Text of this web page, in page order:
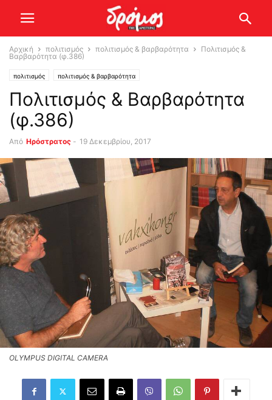
Αρχική πολιτισμός πολιτισμός & βαρβαρότητα
Πολιτισμός &
Βαρβαρότητα (φ.386)
πολιτισμός πολιτισμός & βαρβαρότητα
Πολιτισμός & Βαρβαρότητα
(φ.386)
Από Ηρόστρατος - 19 Δεκεμβρίου, 2017
OLYMPUS DIGITAL CAMERA